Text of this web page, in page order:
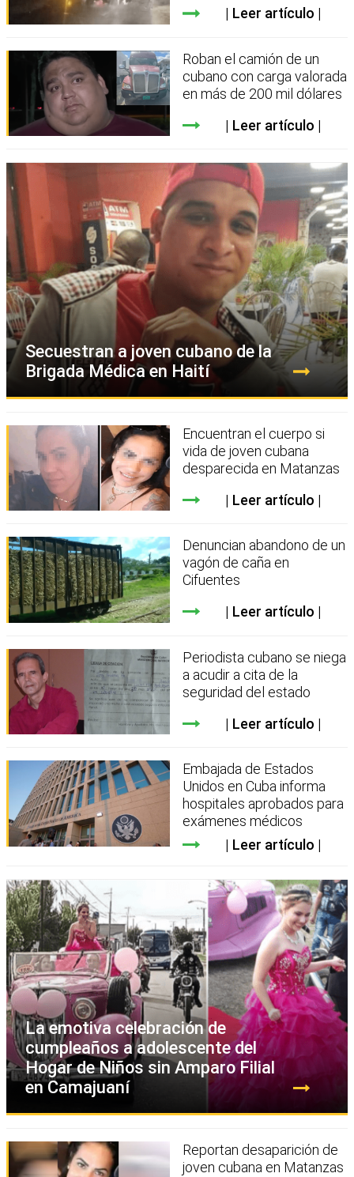
Leer artículo
Roban el camión de un
cubano con carga valorada
en más de 200 mil dólares
Leer artículo
Secuestran a joven cubano de la
Brigada Médica en Haití
Encuentran el cuerpo si
vida de joven cubana
desparecida en Matanzas
Leer artículo
Denuncian abandono de un
vagón de caña en
Cifuentes
Leer artículo
Periodista cubano se niega
a acudir a cita de la
seguridad del estado
Leer artículo
Embajada de Estados
Unidos en Cuba informa
hospitales aprobados para
exámenes médicos
Leer artículo
La emotiva celebración de
cumpleaños a adolescente del
Hogar de Niños sin Amparo Filial
en Camajuaní
Reportan desaparición de
joven cubana en Matanzas